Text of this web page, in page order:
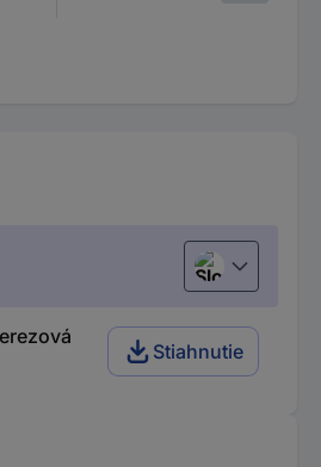
Slovenčina
Stiahnutie